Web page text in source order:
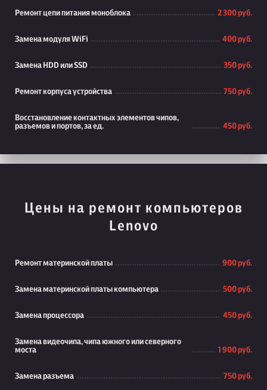
Ремонт цепи питания моноблока 2 300 руб.
Замена модуля WiFi 400 руб.
Замена HDD или SSD 350 руб.
Ремонт корпуса устройства 750 руб.
Восстановление контактных элементов чипов,
разъемов и портов, за ед.
450 руб.
Цены на ремонт компьютеров
Lenovo
Ремонт материнской платы 900 руб.
Замена материнской платы компьютера 500 руб.
Замена процессора 450 руб.
Замена видеочипа, чипа южного или северного
моста
1 900 руб.
Замена разъема 750 руб.